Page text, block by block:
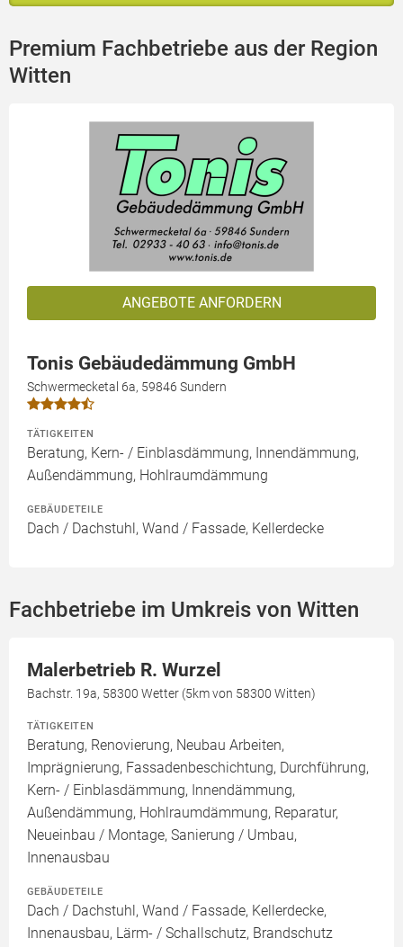
Premium Fachbetriebe aus der Region
Witten
ANGEBOTE ANFORDERN
Tonis Gebäudedämmung GmbH
Schwermecketal 6a, 59846 Sundern
TÄTIGKEITEN
Beratung, Kern- / Einblasdämmung, Innendämmung,
Außendämmung, Hohlraumdämmung
GEBÄUDETEILE
Dach / Dachstuhl, Wand / Fassade, Kellerdecke
Fachbetriebe im Umkreis von Witten
Malerbetrieb R. Wurzel
Bachstr. 19a, 58300 Wetter (5km von 58300 Witten)
TÄTIGKEITEN
Beratung, Renovierung, Neubau Arbeiten,
Imprägnierung, Fassadenbeschichtung, Durchführung,
Kern- / Einblasdämmung, Innendämmung,
Außendämmung, Hohlraumdämmung, Reparatur,
Neueinbau / Montage, Sanierung / Umbau,
Innenausbau
GEBÄUDETEILE
Dach / Dachstuhl, Wand / Fassade, Kellerdecke,
Innenausbau, Lärm- / Schallschutz, Brandschutz